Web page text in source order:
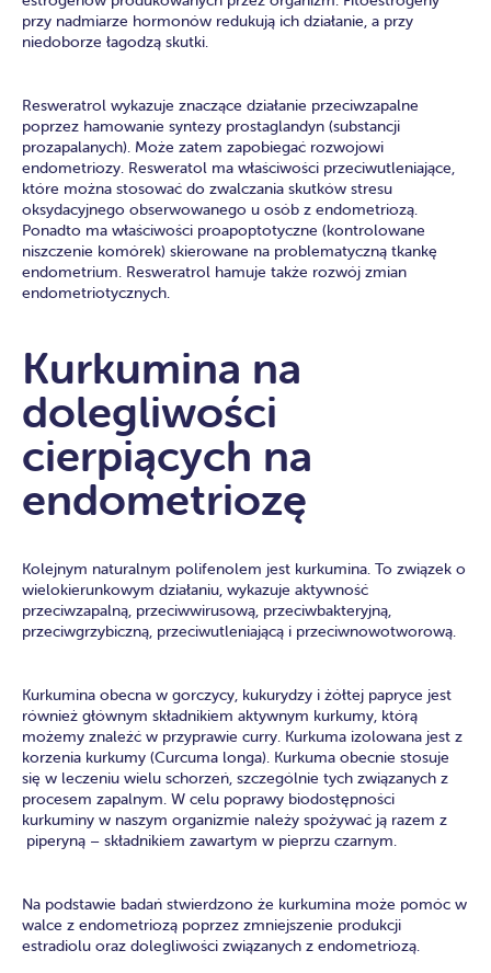
przy nadmiarze hormonów redukują ich działanie, a przy
niedoborze łagodzą skutki.
Resweratrol wykazuje znaczące działanie przeciwzapalne
poprzez hamowanie syntezy prostaglandyn (substancji
prozapalanych). Może zatem zapobiegać rozwojowi
endometriozy. Resweratol ma właściwości przeciwutleniające,
które można stosować do zwalczania skutków stresu
oksydacyjnego obserwowanego u osób z endometriozą.
Ponadto ma właściwości proapoptotyczne (kontrolowane
niszczenie komórek) skierowane na problematyczną tkankę
endometrium. Resweratrol hamuje także rozwój zmian
endometriotycznych.
Kurkumina na
dolegliwości
cierpiących na
endometriozę
Kolejnym naturalnym polifenolem jest kurkumina. To związek o
wielokierunkowym działaniu, wykazuje aktywność
przeciwzapalną, przeciwwirusową, przeciwbakteryjną,
przeciwgrzybiczną, przeciwutleniającą i przeciwnowotworową.
Kurkumina obecna w gorczycy, kukurydzy i żółtej papryce jest
również głównym składnikiem aktywnym kurkumy, którą
możemy znaleźć w przyprawie curry. Kurkuma izolowana jest z
korzenia kurkumy (Curcuma longa). Kurkuma obecnie stosuje
się w leczeniu wielu schorzeń, szczególnie tych związanych z
procesem zapalnym. W celu poprawy biodostępności
kurkuminy w naszym organizmie należy spożywać ją razem z
piperyną – składnikiem zawartym w pieprzu czarnym.
Na podstawie badań stwierdzono że kurkumina może pomóc w
walce z endometriozą poprzez zmniejszenie produkcji
estradiolu oraz dolegliwości związanych z endometriozą.